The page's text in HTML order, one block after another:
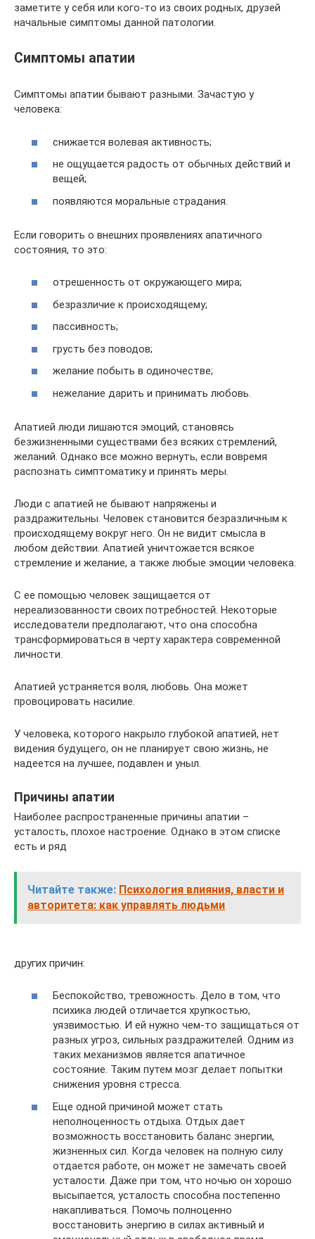
заметите у себя или кого-то из своих родных, друзей
начальные симптомы данной патологии.
Симптомы апатии
Симптомы апатии бывают разными. Зачастую у
человека:
снижается волевая активность;
не ощущается радость от обычных действий и
вещей;
появляются моральные страдания.
Если говорить о внешних проявлениях апатичного
состояния, то это:
отрешенность от окружающего мира;
безразличие к происходящему;
пассивность;
грусть без поводов;
желание побыть в одиночестве;
нежелание дарить и принимать любовь.
Апатией люди лишаются эмоций, становясь
безжизненными существами без всяких стремлений,
желаний. Однако все можно вернуть, если вовремя
распознать симптоматику и принять меры.
Люди с апатией не бывают напряжены и
раздражительны. Человек становится безразличным к
происходящему вокруг него. Он не видит смысла в
любом действии. Апатией уничтожается всякое
стремление и желание, а также любые эмоции человека.
С ее помощью человек защищается от
нереализованности своих потребностей. Некоторые
исследователи предполагают, что она способна
трансформироваться в черту характера современной
личности.
Апатией устраняется воля, любовь. Она может
провоцировать насилие.
У человека, которого накрыло глубокой апатией, нет
видения будущего, он не планирует свою жизнь, не
надеется на лучшее, подавлен и уныл.
Причины апатии
Наиболее распространенные причины апатии –
усталость, плохое настроение. Однако в этом списке
есть и ряд
Читайте также: Психология влияния, власти и
авторитета: как управлять людьми
других причин:
Беспокойство, тревожность. Дело в том, что
психика людей отличается хрупкостью,
уязвимостью. И ей нужно чем-то защищаться от
разных угроз, сильных раздражителей. Одним из
таких механизмов является апатичное
состояние. Таким путем мозг делает попытки
снижения уровня стресса.
Еще одной причиной может стать
неполноценность отдыха. Отдых дает
возможность восстановить баланс энергии,
жизненных сил. Когда человек на полную силу
отдается работе, он может не замечать своей
усталости. Даже при том, что ночью он хорошо
высыпается, усталость способна постепенно
накапливаться. Помочь полноценно
восстановить энергию в силах активный и